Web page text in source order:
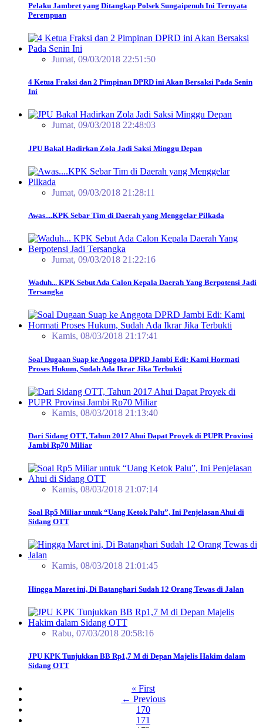
Pelaku Jambret yang Ditangkap Polsek Sungaipenuh Ini Ternyata
Perempuan
Jumat, 09/03/2018 22:51:50
4 Ketua Fraksi dan 2 Pimpinan DPRD ini Akan Bersaksi Pada Senin
Ini
Jumat, 09/03/2018 22:48:03
JPU Bakal Hadirkan Zola Jadi Saksi Minggu Depan
Jumat, 09/03/2018 21:28:11
Awas....KPK Sebar Tim di Daerah yang Menggelar Pilkada
Jumat, 09/03/2018 21:22:16
Waduh... KPK Sebut Ada Calon Kepala Daerah Yang Berpotensi Jadi
Tersangka
Kamis, 08/03/2018 21:17:41
Soal Dugaan Suap ke Anggota DPRD Jambi Edi: Kami Hormati
Proses Hukum, Sudah Ada Ikrar Jika Terbukti
Kamis, 08/03/2018 21:13:40
Dari Sidang OTT, Tahun 2017 Ahui Dapat Proyek di PUPR Provinsi
Jambi Rp70 Miliar
Kamis, 08/03/2018 21:07:14
Soal Rp5 Miliar untuk “Uang Ketok Palu”, Ini Penjelasan Ahui di
Sidang OTT
Kamis, 08/03/2018 21:01:45
Hingga Maret ini, Di Batanghari Sudah 12 Orang Tewas di Jalan
Rabu, 07/03/2018 20:58:16
JPU KPK Tunjukkan BB Rp1,7 M di Depan Majelis Hakim dalam
Sidang OTT
« First
← Previous
170
171